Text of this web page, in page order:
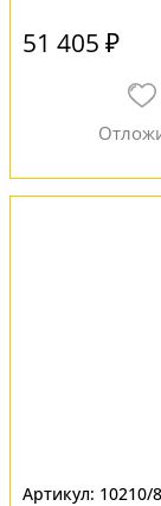
51 405 ₽
10210/